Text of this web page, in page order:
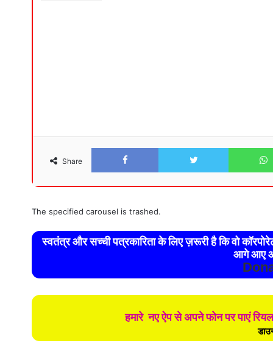
Share
Facebook Twitter
The specified carousel is trashed.
स्वतंत्र और सच्ची पत्रकारिता के लिए ज़रूरी है कि वो
आगे आए
हमारे नए ऐप से अपने फोन पर पाएं